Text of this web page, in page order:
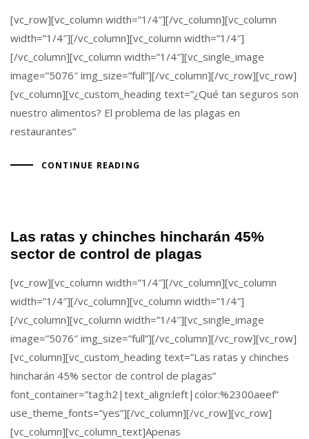
[vc_row][vc_column width=”1/4″][/vc_column][vc_column
width=”1/4″][/vc_column][vc_column width=”1/4″]
[/vc_column][vc_column width=”1/4″][vc_single_image
image=”5076″ img_size=”full”][/vc_column][/vc_row][vc_row]
[vc_column][vc_custom_heading text=”¿Qué tan seguros son
nuestro alimentos? El problema de las plagas en
restaurantes”
CONTINUE READING
Las ratas y chinches hincharán 45%
sector de control de plagas
[vc_row][vc_column width=”1/4″][/vc_column][vc_column
width=”1/4″][/vc_column][vc_column width=”1/4″]
[/vc_column][vc_column width=”1/4″][vc_single_image
image=”5076″ img_size=”full”][/vc_column][/vc_row][vc_row]
[vc_column][vc_custom_heading text=”Las ratas y chinches
hincharán 45% sector de control de plagas”
font_container=”tag:h2|text_align:left|color:%2300aeef”
use_theme_fonts=”yes”][/vc_column][/vc_row][vc_row]
[vc_column][vc_column_text]Apenas